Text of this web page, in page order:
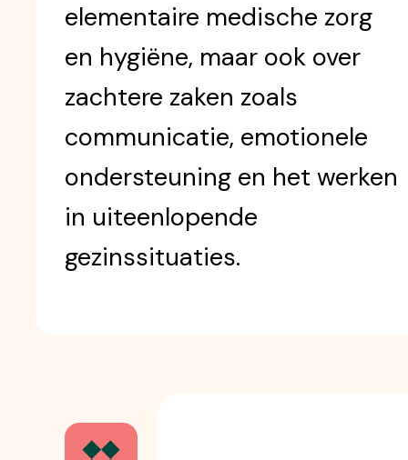
elementaire medische zorg
en hygiëne, maar ook over
zachtere zaken zoals
communicatie, emotionele
ondersteuning en het werken
in uiteenlopende
gezinssituaties.